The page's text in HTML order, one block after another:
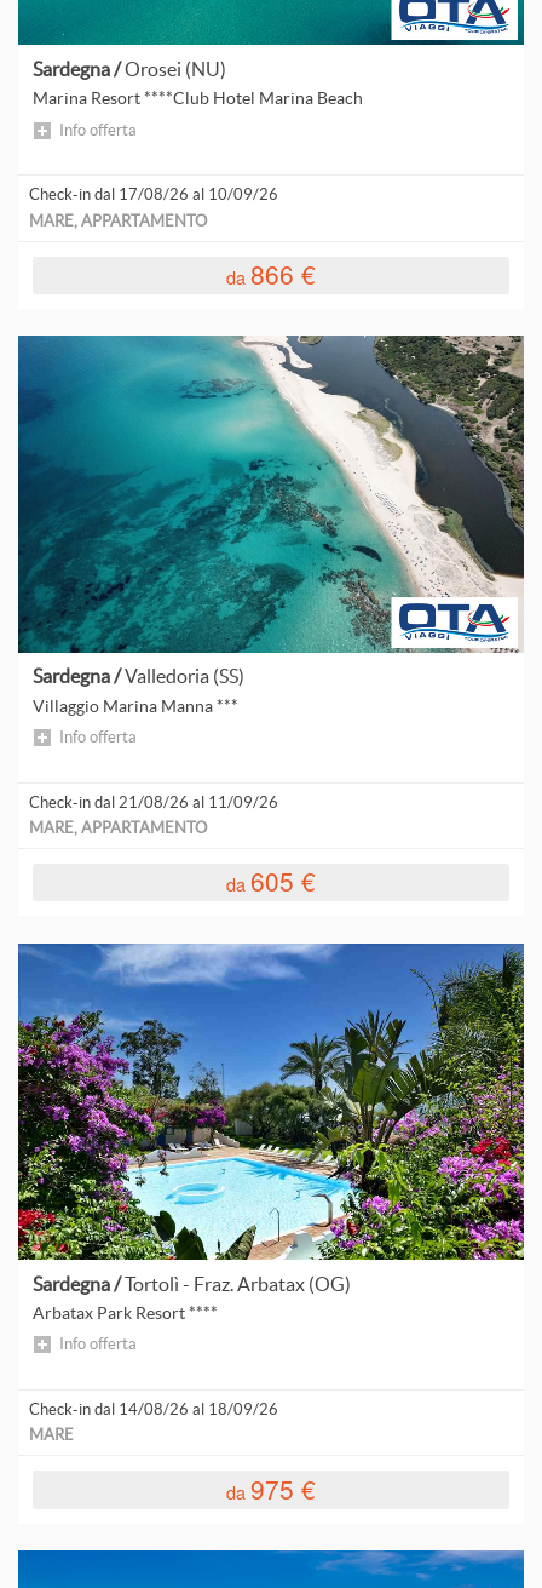
Sardegna /Orosei (NU)
Marina Resort ****Club Hotel Marina Beach
Info offerta
Check-in dal 17/08/26 al 10/09/26
MARE, APPARTAMENTO
da 866 €
Sardegna /Valledoria (SS)
Villaggio Marina Manna ***
Info offerta
Check-in dal 21/08/26 al 11/09/26
MARE, APPARTAMENTO
da 605 €
Sardegna /Tortolì - Fraz. Arbatax (OG)
Arbatax Park Resort ****
Info offerta
Check-in dal 14/08/26 al 18/09/26
MARE
da 975 €